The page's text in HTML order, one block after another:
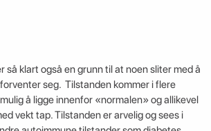
så klart også en grunn til at noen sliter med å
seg. Tilstanden kommer i flere
å ligge innenfor «normalen» og allikevel
vekt tap. Tilstanden er arvelig og sees i